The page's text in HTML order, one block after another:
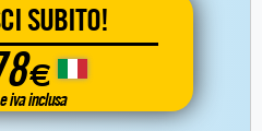
SUBITO!
€
iva inclusa